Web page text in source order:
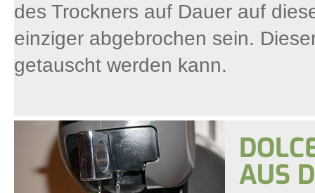
des Trockners auf Dauer auf
einziger abgebrochen sein.
getauscht werden kann.
AUS